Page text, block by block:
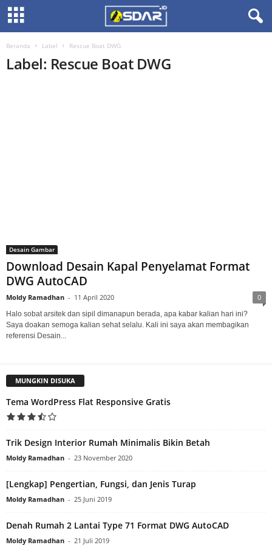
Beranda Label Rescue Boat DWG
Label: Rescue Boat DWG
Desain Gambar
Download Desain Kapal Penyelamat Format
DWG AutoCAD
Moldy Ramadhan - 11 April 2020 0
Halo sobat arsitek dan sipil dimanapun berada, apa kabar kalian hari ini?
Saya doakan semoga kalian sehat selalu. Kali ini saya akan membagikan
referensi Desain...
MUNGKIN DISUKA
Tema WordPress Flat Responsive Gratis
Trik Design Interior Rumah Minimalis Bikin Betah
Moldy Ramadhan - 23 November 2020
[Lengkap] Pengertian, Fungsi, dan Jenis Turap
Moldy Ramadhan - 25 Juni 2019
Denah Rumah 2 Lantai Type 71 Format DWG AutoCAD
Moldy Ramadhan - 21 Juli 2019